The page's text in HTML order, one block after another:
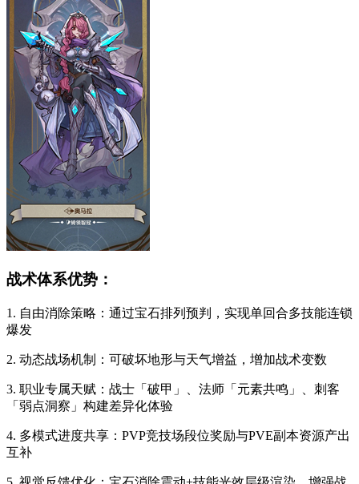
战术体系优势：
1. 自由消除策略：通过宝石排列预判，实现单回合多技能连锁
爆发
2. 动态战场机制：可破坏地形与天气增益，增加战术变数
3. 职业专属天赋：战士「破甲」、法师「元素共鸣」、刺客
「弱点洞察」构建差异化体验
4. 多模式进度共享：PVP竞技场段位奖励与PVE副本资源产出
互补